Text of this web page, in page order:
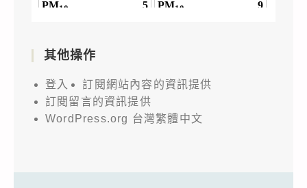
其他操作
登入
訂閱網站內容的資訊提供
訂閱留言的資訊提供
WordPress.org 台灣繁體中文